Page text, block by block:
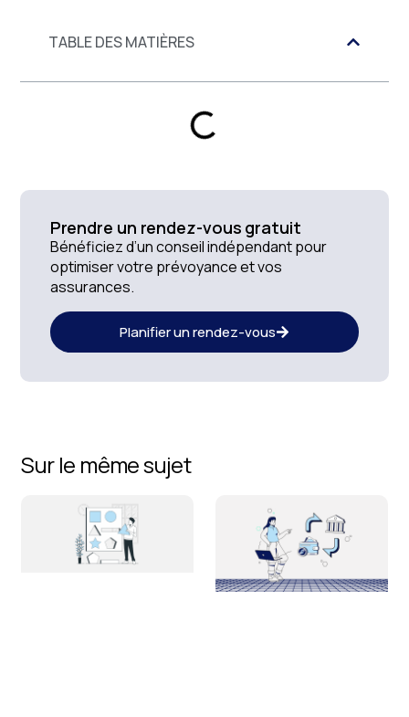
TABLE DES MATIÈRES
Prendre un rendez-vous gratuit
Bénéficiez d’un conseil indépendant pour
optimiser votre prévoyance et vos
assurances.
Planifier un rendez-vous
Sur le même sujet